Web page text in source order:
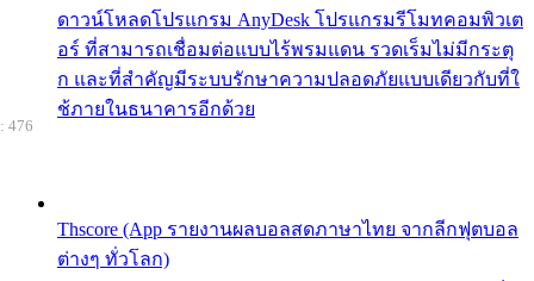
ดาวน์โหลดโปรแกรม AnyDesk โปรแกรมรีโมทคอมพิวเต
อร์ ที่สามารถเชื่อมต่อแบบไร้พรมแดน รวดเร็มไม่มีกระตุ
ก และที่สำคัญมีระบบรักษาความปลอดภัยแบบเดียวกับที่ใ
ช้ภายในธนาคารอีกด้วย
Thscore (App รายงานผลบอลสดภาษาไทย จากลีกฟุตบอล
ต่างๆ ทั่วโลก)
476